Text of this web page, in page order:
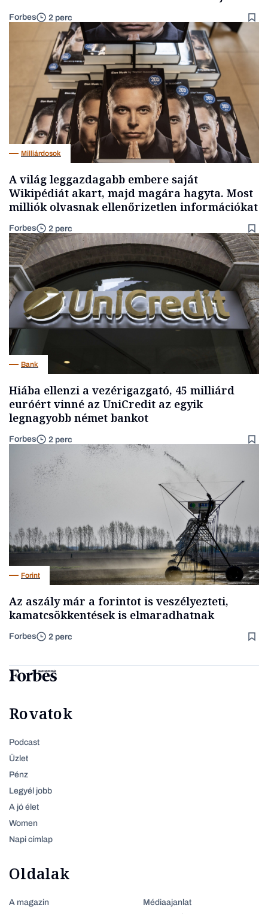
Forbes 2 perc
Milliárdosok
A világ leggazdagabb embere saját
Wikipédiát akart, majd magára hagyta. Most
milliók olvasnak ellenőrizetlen információkat
Forbes 2 perc
Bank
Hiába ellenzi a vezérigazgató, 45 milliárd
euróért vinné az UniCredit az egyik
legnagyobb német bankot
Forbes 2 perc
Forint
Az aszály már a forintot is veszélyezteti,
kamatcsökkentések is elmaradhatnak
Forbes 2 perc
Rovatok
Podcast
Üzlet
Pénz
Legyél jobb
A jó élet
Women
Napi címlap
Oldalak
A magazin Médiaajanlat